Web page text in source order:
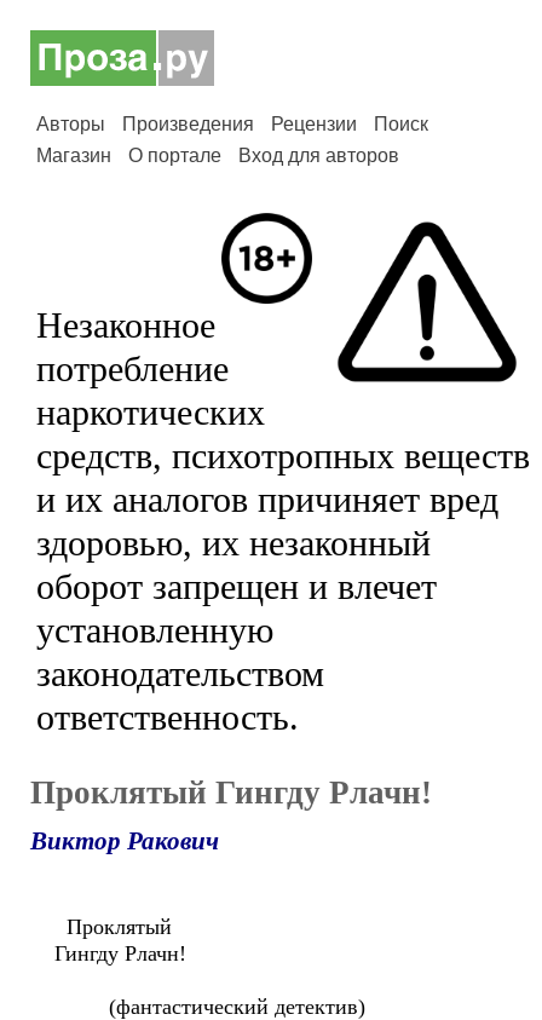
Авторы Произведения Рецензии
Поиск
Магазин
О портале Вход для авторов
Незаконное
потребление
наркотических
средств, психотропных веществ
и их аналогов причиняет вред
здоровью, их незаконный
оборот запрещен и влечет
установленную
законодательством
ответственность.
Проклятый Гингду Рлачн!
Виктор Ракович
Проклятый
Гингду Рлачн!
(фантастический детектив)